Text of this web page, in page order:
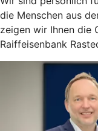
die Menschen aus
zeigen wir Ihnen die
Raiffeisenbank